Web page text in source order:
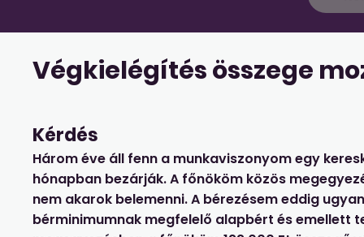
Végkielégítés összege
Kérdés
Három éve áll fenn a munkaviszonyom egy
hónapban bezárják. A főnököm közös
nem akarok belemenni. A bérezésem eddig
bérminimumnak megfelelő alapbért és emellett